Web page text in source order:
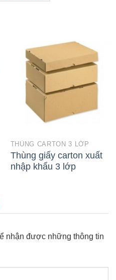
THÙNG CARTON 3 LỚP
Thùng giấy carton xuất
nhập khẩu 3 lớp
nhận được những thông tin